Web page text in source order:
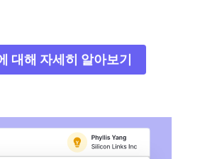
대해 자세히 알아보기
새 창에서 열기